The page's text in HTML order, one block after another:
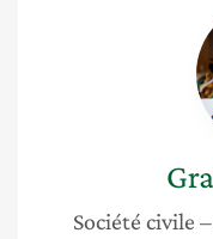
Société civile